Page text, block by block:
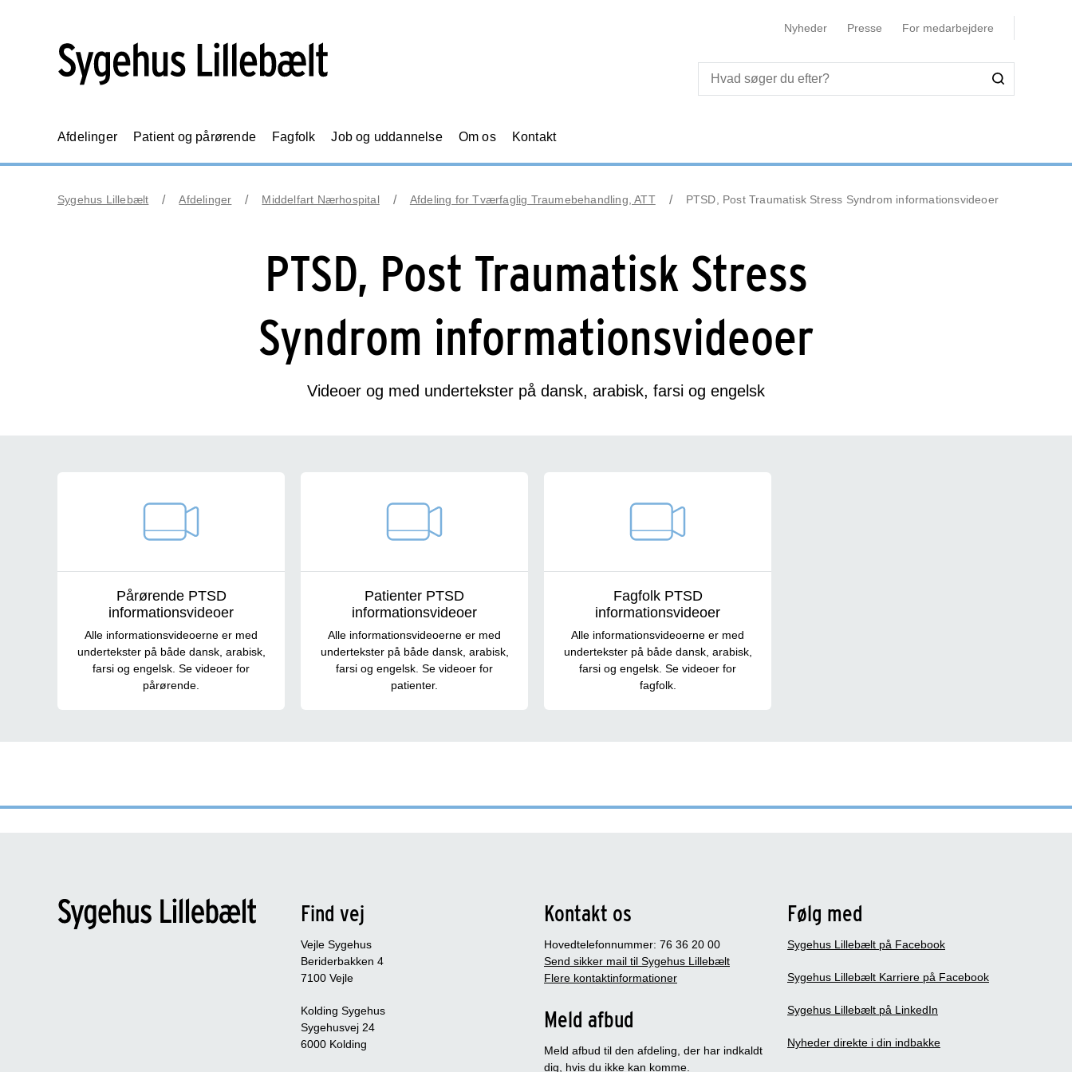
Nyheder Presse For medarbejdere
Afdelinger Patient og pårørende Fagfolk Job og uddannelse Om os Kontakt
Sygehus Lillebælt Afdelinger Middelfart Nærhospital Afdeling for Tværfaglig Traumebehandling, ATT PTSD, Post Traumatisk Stress Syndrom informationsvideoer
PTSD, Post Traumatisk Stress
Syndrom informationsvideoer
Videoer og med undertekster på dansk, arabisk, farsi og engelsk
Pårørende PTSD
informationsvideoer
Alle informationsvideoerne er med
undertekster på både dansk, arabisk,
farsi og engelsk. Se videoer for
pårørende.
Patienter PTSD
informationsvideoer
Alle informationsvideoerne er med
undertekster på både dansk, arabisk,
farsi og engelsk. Se videoer for
patienter.
Fagfolk PTSD
informationsvideoer
Alle informationsvideoerne er med
undertekster på både dansk, arabisk,
farsi og engelsk. Se videoer for
fagfolk.
Find vej
Vejle Sygehus
Beriderbakken 4
7100 Vejle
Kolding Sygehus
Sygehusvej 24
6000 Kolding
Kontakt os
Hovedtelefonnummer: 76 36 20 00
Send sikker mail til Sygehus Lillebælt
Flere kontaktinformationer
Meld afbud
Meld afbud til den afdeling, der har indkaldt
dig, hvis du ikke kan komme.
Følg med
Sygehus Lillebælt på Facebook
Sygehus Lillebælt Karriere på Facebook
Sygehus Lillebælt på LinkedIn
Nyheder direkte i din indbakke